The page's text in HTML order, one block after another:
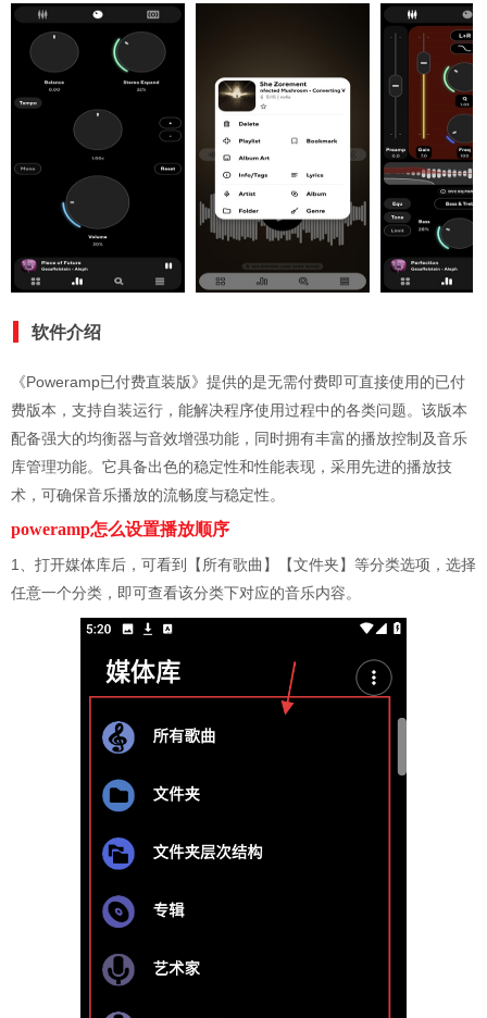
软件介绍
《Poweramp已付费直装版》提供的是无需付费即可直接使用的已付
费版本，支持自装运行，能解决程序使用过程中的各类问题。该版本
配备强大的均衡器与音效增强功能，同时拥有丰富的播放控制及音乐
库管理功能。它具备出色的稳定性和性能表现，采用先进的播放技
术，可确保音乐播放的流畅度与稳定性。
poweramp怎么设置播放顺序
1、打开媒体库后，可看到【所有歌曲】【文件夹】等分类选项，选择
任意一个分类，即可查看该分类下对应的音乐内容。